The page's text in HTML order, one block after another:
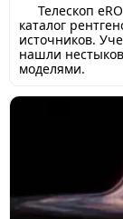
Телескоп
каталог
источников.
нашли
моделями.